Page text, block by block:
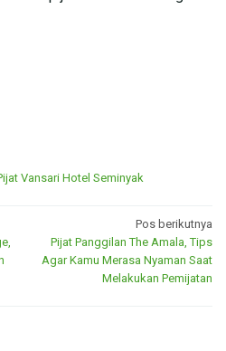
Vansari Hotel Seminyak
Pos berikutnya
Pijat Panggilan The Amala, Tips
Agar Kamu Merasa Nyaman Saat
Melakukan Pemijatan